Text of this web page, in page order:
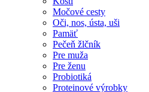
Močové cesty
Oči, nos, ústa, uši
Pamäť
Pečeň žlčník
Pre muža
Pre ženu
Probiotiká
Proteinové výrobky